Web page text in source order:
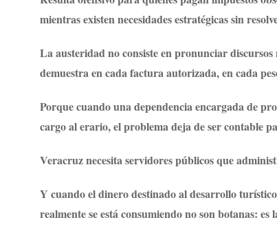
mientras existen necesidades estratégicas sin
La austeridad no consiste en pronunciar
demuestra en cada factura autorizada, en cada
Porque cuando una dependencia encargada de
cargo al erario, el problema deja de ser contable
Veracruz necesita servidores públicos que
Y cuando el dinero destinado al desarrollo
realmente se está consumiendo no son botanas: